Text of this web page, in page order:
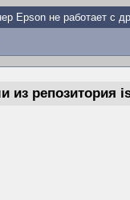
Epson не работает с
из репозитория